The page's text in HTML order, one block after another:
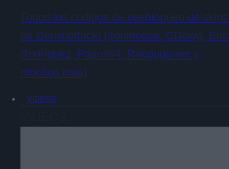
Todos los códigos de desbloqueo de skins
de Denshattack! (Ironmouse, CDawg, Eric
Rodriguez, Pazos64, Rangugamer y
muchos más)
VÍDEOS